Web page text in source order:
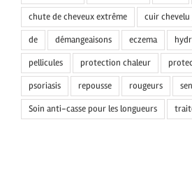
chute de cheveux extrême cuir chevelu
de démangeaisons eczema
pellicules protection chaleur
psoriasis repousse rougeurs
Soin anti-casse pour les longueurs